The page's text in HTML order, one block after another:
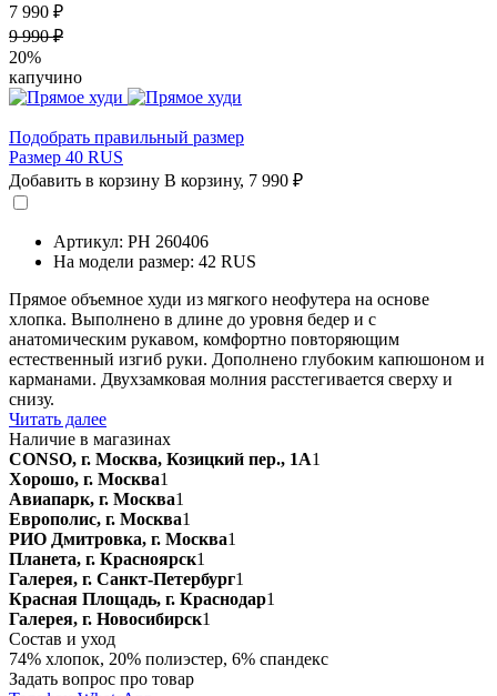
7 990 ₽
9 990 ₽
20%
капучино
Подобрать правильный размер
Размер 40 RUS
Добавить в корзину В корзину, 7 990 ₽
Артикул: PH 260406
На модели размер: 42 RUS
Прямое объемное худи из мягкого неофутера на основе
хлопка. Выполнено в длине до уровня бедер и с
анатомическим рукавом, комфортно повторяющим
естественный изгиб руки. Дополнено глубоким капюшоном и
карманами. Двухзамковая молния расстегивается сверху и
снизу.
Читать далее
Наличие в магазинах
CONSO, г. Москва, Козицкий пер., 1А1
Хорошо, г. Москва1
Авиапарк, г. Москва1
Европолис, г. Москва1
РИО Дмитровка, г. Москва1
Планета, г. Красноярск1
Галерея, г. Санкт-Петербург1
Красная Площадь, г. Краснодар1
Галерея, г. Новосибирск1
Состав и уход
74% хлопок, 20% полиэстер, 6% спандекс
Задать вопрос про товар